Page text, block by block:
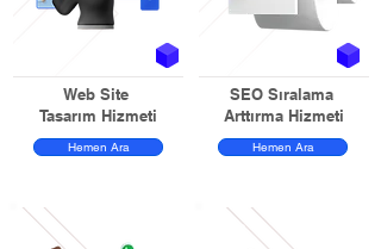
Web Site
Tasarım Hizmeti
Hemen Ara
SEO Sıralama
Arttırma Hizmeti
Hemen Ara